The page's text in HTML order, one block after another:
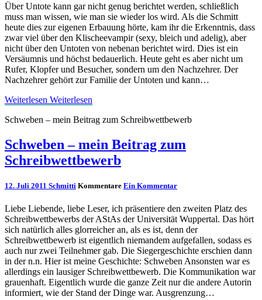
Über Untote kann gar nicht genug berichtet werden, schließlich
muss man wissen, wie man sie wieder los wird. Als die Schmitt
heute dies zur eigenen Erbauung hörte, kam ihr die Erkenntnis, dass
zwar viel über den Klischeevampir (sexy, bleich und adelig), aber
nicht über den Untoten von nebenan berichtet wird. Dies ist ein
Versäumnis und höchst bedauerlich. Heute geht es aber nicht um
Rufer, Klopfer und Besucher, sondern um den Nachzehrer. Der
Nachzehrer gehört zur Familie der Untoten und kann…
Weiterlesen Weiterlesen
Schweben – mein Beitrag zum Schreibwettbewerb
Schweben – mein Beitrag zum
Schreibwettbewerb
12. Juli 2011 Schmitti Kommentare Ein Kommentar
Liebe Liebende, liebe Leser, ich präsentiere den zweiten Platz des
Schreibwettbewerbs der AStAs der Universität Wuppertal. Das hört
sich natürlich alles glorreicher an, als es ist, denn der
Schreibwettbewerb ist eigentlich niemandem aufgefallen, sodass es
auch nur zwei Teilnehmer gab. Die Siegergeschichte erschien dann
in der n.n. Hier ist meine Geschichte: Schweben Ansonsten war es
allerdings ein lausiger Schreibwettbewerb. Die Kommunikation war
grauenhaft. Eigentlich wurde die ganze Zeit nur die andere Autorin
informiert, wie der Stand der Dinge war. Ausgrenzung…